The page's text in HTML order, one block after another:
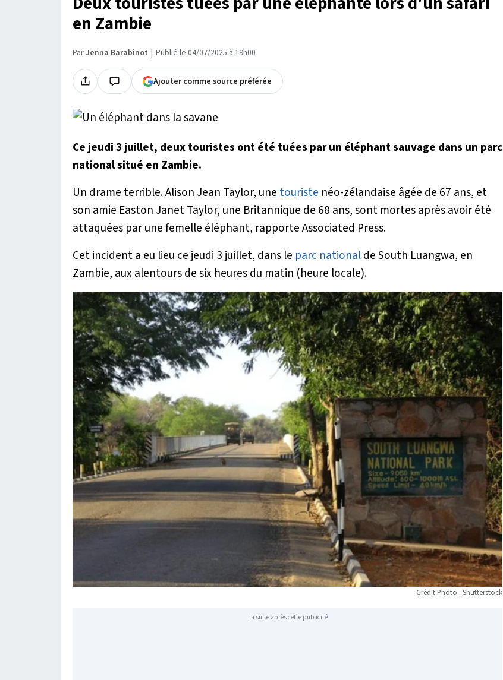
en Zambie
ParJenna Barabinot Publié le 04/07/2025 à 19h00
Ajouter comme source préférée
Ce jeudi 3 juillet, deux touristes ont été tuées par un éléphant sauvage dans un parc
national situé en Zambie.
Un drame terrible. Alison Jean Taylor, une touriste néo-zélandaise âgée de 67 ans, et
son amie Easton Janet Taylor, une Britannique de 68 ans, sont mortes après avoir été
attaquées par une femelle éléphant, rapporte Associated Press.
Cet incident a eu lieu ce jeudi 3 juillet, dans le parc nationalde South Luangwa, en
Zambie, aux alentours de six heures du matin (heure locale).
Crédit Photo : Shutterstock
La suite après cette publicité